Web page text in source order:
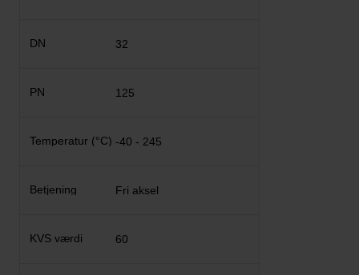
32
125
-40 - 245
Fri aksel
60